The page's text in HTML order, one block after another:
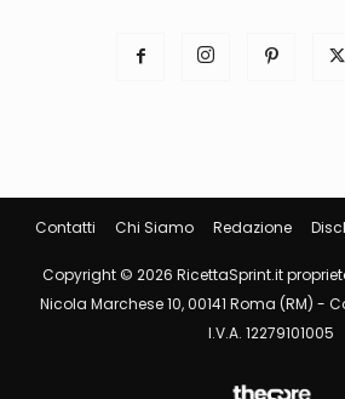
Contatti Chi Siamo Redazione
Copyright © 2026 RicettaSprint.it
Nicola Marchese 10, 00141 Roma (RM) -
I.V.A. 12279101005